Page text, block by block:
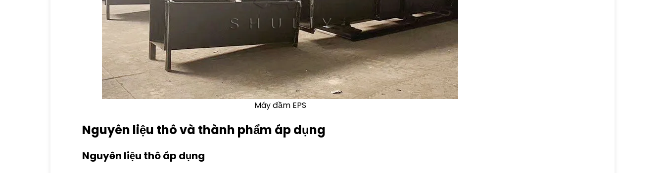
Máy đầm EPS
Nguyên liệu thô và thành phẩm áp dụng
Nguyên liệu thô áp dụng